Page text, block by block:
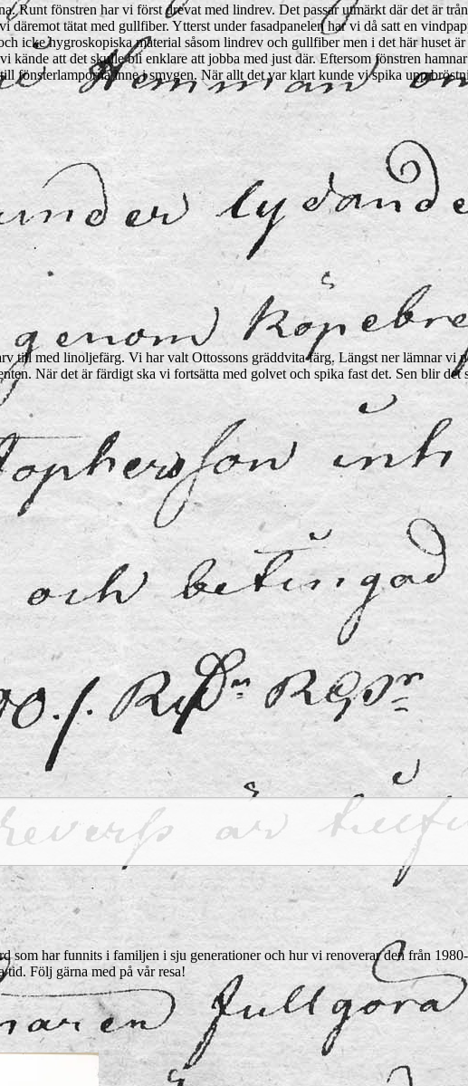
Runt fönstren har vi först drevat med lindrev. Det passar utmärkt där det är
tätat med gullfiber. Ytterst under fasadpanelen har vi då satt en
icke hygroskopiska material såsom lindrev och gullfiber men i det här huset
att det skulle bli enklare att jobba med just där. Eftersom fönstren
fönsterlamporna inne i smygen. När allt det var klart kunde vi spika upp
till med linoljefärg. Vi har valt Ottossons gräddvita färg. Längst ner lämnar vi
När det är färdigt ska vi fortsätta med golvet och spika fast det. Sen blir
som har funnits i familjen i sju generationer och hur vi renoverar den från
tid. Följ gärna med på vår resa!